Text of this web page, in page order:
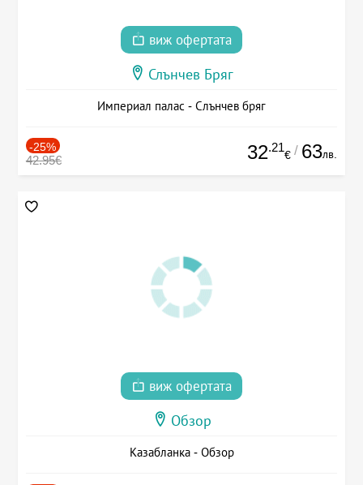
виж офертата
Слънчев Бряг
Империал палас - Слънчев бряг
-25%
42.95€ 32.21
€ / 63лв.
виж офертата
Обзор
Казабланка - Обзор